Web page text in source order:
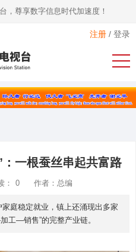
，尊享数字信息时代加速度！
注册 / 登录
一根蚕丝串起共富路
： 0 作者：总编
庭稳定就业，镇上还涌现出多家
工—销售”的完整产业链。